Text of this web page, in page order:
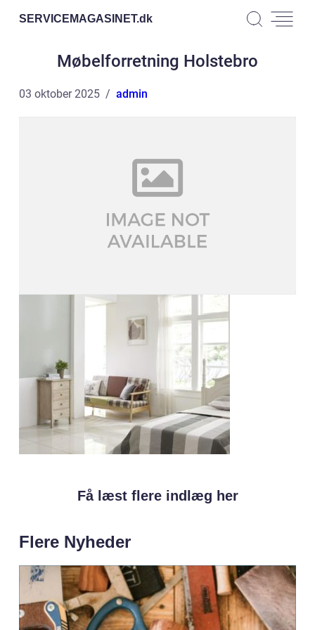
SERVICEMAGASINET.dk
Møbelforretning Holstebro
03 oktober 2025 admin
Få læst flere indlæg her
Flere Nyheder